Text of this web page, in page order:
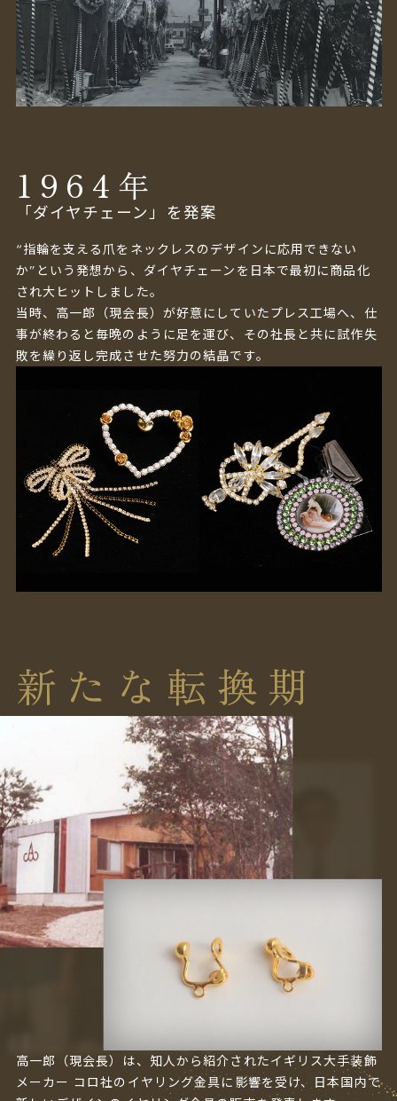
1964 年
「ダイヤチェーン」を発案
“指輪を支える爪をネックレスのデザインに応用できない
か”という発想から、ダイヤチェーンを日本で最初に商品化
され大ヒットしました。
当時、高一郎（現会長）が好意にしていたプレス工場へ、仕
事が終わると毎晩のように足を運び、その社長と共に試作失
敗を繰り返し完成させた努力の結晶です。
新たな転換期
高一郎（現会長）は、知人から紹介されたイギリス大手装飾
メーカー コロ社のイヤリング金具に影響を受け、日本国内で